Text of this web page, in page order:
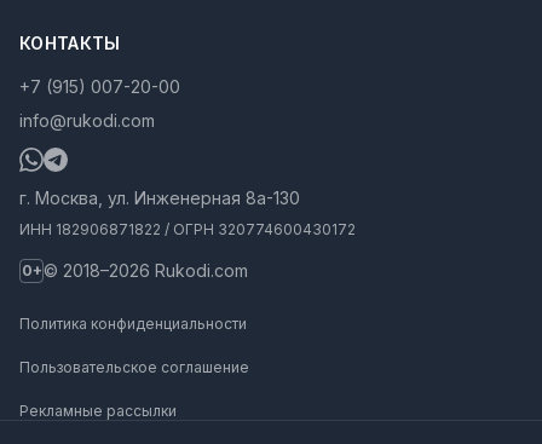
КОНТАКТЫ
+7 (915) 007-20-00
info@rukodi.com
г. Москва, ул. Инженерная 8а-130
ИНН 182906871822 / ОГРН 320774600430172
0+© 2018–2026 Rukodi.com
Политика конфиденциальности
Пользовательское соглашение
Рекламные рассылки